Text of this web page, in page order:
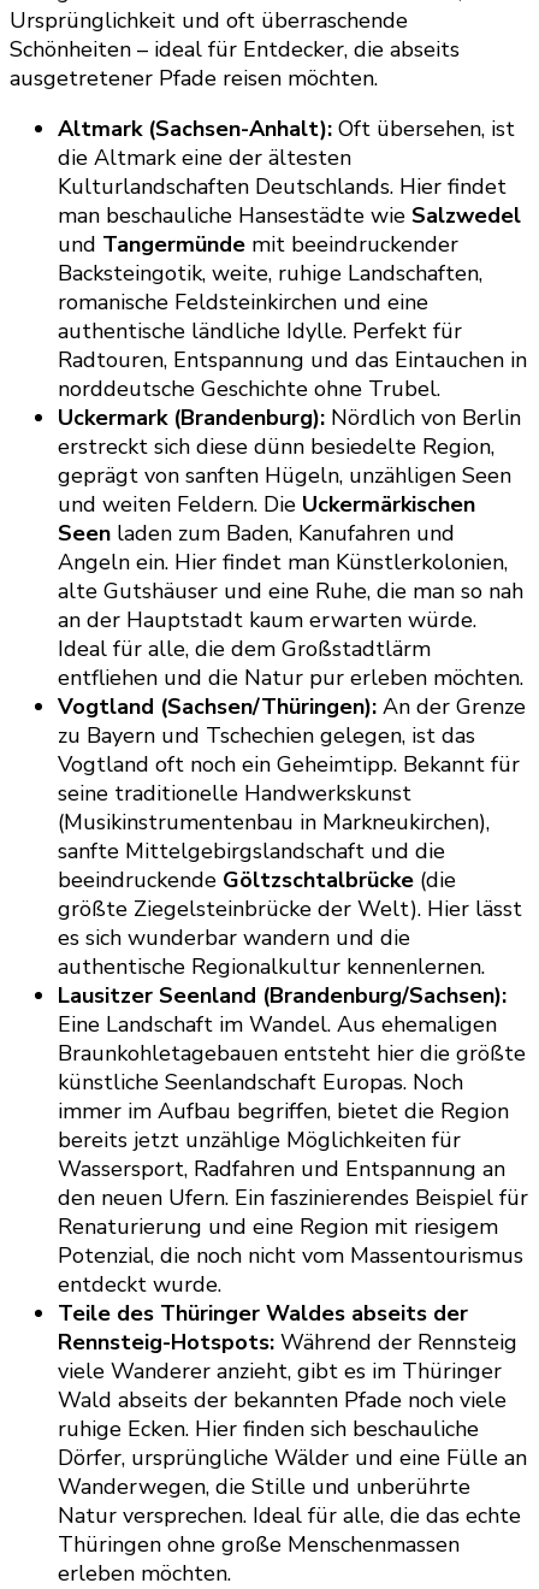
Ursprünglichkeit und oft überraschende
Schönheiten – ideal für Entdecker, die abseits
ausgetretener Pfade reisen möchten.
Altmark (Sachsen-Anhalt): Oft übersehen, ist
die Altmark eine der ältesten
Kulturlandschaften Deutschlands. Hier findet
man beschauliche Hansestädte wie Salzwedel
und Tangermünde mit beeindruckender
Backsteingotik, weite, ruhige Landschaften,
romanische Feldsteinkirchen und eine
authentische ländliche Idylle. Perfekt für
Radtouren, Entspannung und das Eintauchen in
norddeutsche Geschichte ohne Trubel.
Uckermark (Brandenburg): Nördlich von Berlin
erstreckt sich diese dünn besiedelte Region,
geprägt von sanften Hügeln, unzähligen Seen
und weiten Feldern. Die Uckermärkischen
Seen laden zum Baden, Kanufahren und
Angeln ein. Hier findet man Künstlerkolonien,
alte Gutshäuser und eine Ruhe, die man so nah
an der Hauptstadt kaum erwarten würde.
Ideal für alle, die dem Großstadtlärm
entfliehen und die Natur pur erleben möchten.
Vogtland (Sachsen/Thüringen): An der Grenze
zu Bayern und Tschechien gelegen, ist das
Vogtland oft noch ein Geheimtipp. Bekannt für
seine traditionelle Handwerkskunst
(Musikinstrumentenbau in Markneukirchen),
sanfte Mittelgebirgslandschaft und die
beeindruckende Göltzschtalbrücke (die
größte Ziegelsteinbrücke der Welt). Hier lässt
es sich wunderbar wandern und die
authentische Regionalkultur kennenlernen.
Lausitzer Seenland (Brandenburg/Sachsen):
Eine Landschaft im Wandel. Aus ehemaligen
Braunkohletagebauen entsteht hier die größte
künstliche Seenlandschaft Europas. Noch
immer im Aufbau begriffen, bietet die Region
bereits jetzt unzählige Möglichkeiten für
Wassersport, Radfahren und Entspannung an
den neuen Ufern. Ein faszinierendes Beispiel für
Renaturierung und eine Region mit riesigem
Potenzial, die noch nicht vom Massentourismus
entdeckt wurde.
Teile des Thüringer Waldes abseits der
Rennsteig-Hotspots: Während der Rennsteig
viele Wanderer anzieht, gibt es im Thüringer
Wald abseits der bekannten Pfade noch viele
ruhige Ecken. Hier finden sich beschauliche
Dörfer, ursprüngliche Wälder und eine Fülle an
Wanderwegen, die Stille und unberührte
Natur versprechen. Ideal für alle, die das echte
Thüringen ohne große Menschenmassen
erleben möchten.